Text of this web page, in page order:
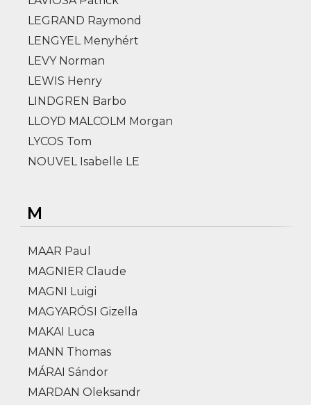
LEGRAND Raymond
LENGYEL Menyhért
LEVY Norman
LEWIS Henry
LINDGREN Barbo
LLOYD MALCOLM Morgan
LYCOS Tom
NOUVEL Isabelle LE
M
MAAR Paul
MAGNIER Claude
MAGNI Luigi
MAGYARÓSI Gizella
MAKAI Luca
MANN Thomas
MÁRAI Sándor
MARDAN Oleksandr